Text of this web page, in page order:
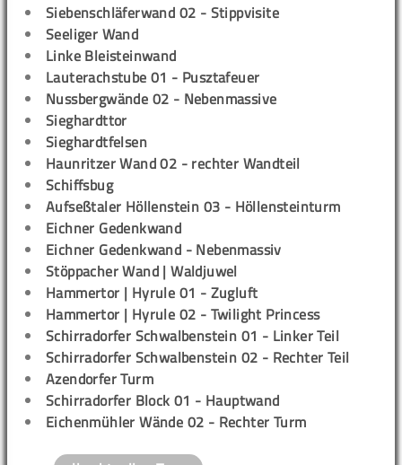
Siebenschläferwand 02 - Stippvisite
Seeliger Wand
Linke Bleisteinwand
Lauterachstube 01 - Pusztafeuer
Nussbergwände 02 - Nebenmassive
Sieghardttor
Sieghardtfelsen
Haunritzer Wand 02 - rechter Wandteil
Schiffsbug
Aufseßtaler Höllenstein 03 - Höllensteinturm
Eichner Gedenkwand
Eichner Gedenkwand - Nebenmassiv
Stöppacher Wand | Waldjuwel
Hammertor | Hyrule 01 - Zugluft
Hammertor | Hyrule 02 - Twilight Princess
Schirradorfer Schwalbenstein 01 - Linker Teil
Schirradorfer Schwalbenstein 02 - Rechter Teil
Azendorfer Turm
Schirradorfer Block 01 - Hauptwand
Eichenmühler Wände 02 - Rechter Turm